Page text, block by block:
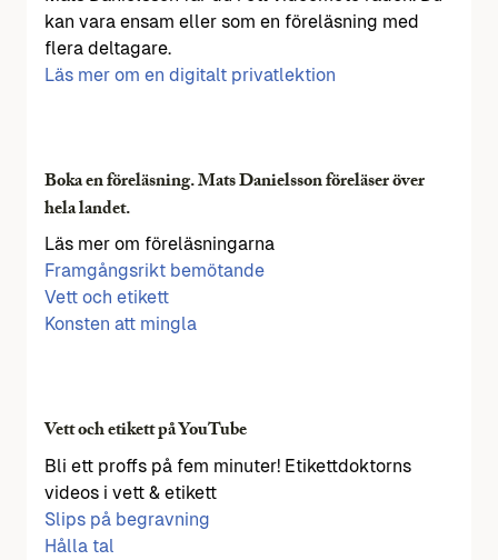
kan vara ensam eller som en föreläsning med
flera deltagare.
Läs mer om en digitalt privatlektion
Boka en föreläsning. Mats Danielsson föreläser över
hela landet.
Läs mer om föreläsningarna
Framgångsrikt bemötande
Vett och etikett
Konsten att mingla
Vett och etikett på YouTube
Bli ett proffs på fem minuter! Etikettdoktorns
videos i vett & etikett
Slips på begravning
Hålla tal